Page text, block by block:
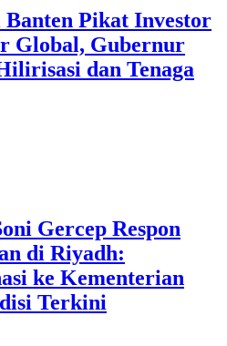
Pikat Investor
Global, Gubernur
dan Tenaga
Gercep Respon
di Riyadh:
ke Kementerian
Terkini